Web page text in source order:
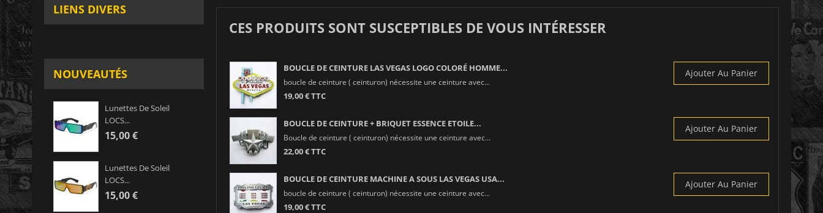
LIENS DIVERS
NOUVEAUTÉS
Lunettes De Soleil
LOCS...
15,00 €
Lunettes De Soleil
LOCS...
15,00 €
CES PRODUITS SONT SUSCEPTIBLES DE VOUS INTÉRESSER
BOUCLE DE CEINTURE LAS VEGAS LOGO COLORÉ HOMME...
boucle de ceinture ( ceinturon) nécessite une ceinture avec...
19,00 € TTC
Ajouter Au Panier
BOUCLE DE CEINTURE + BRIQUET ESSENCE ETOILE...
Boucle de ceinture ( ceinturon) nécessite une ceinture avec...
22,00 € TTC
Ajouter Au Panier
BOUCLE DE CEINTURE MACHINE A SOUS LAS VEGAS USA...
boucle de ceinture ( ceinturon) nécessite une ceinture avec...
19,00 € TTC
Ajouter Au Panier